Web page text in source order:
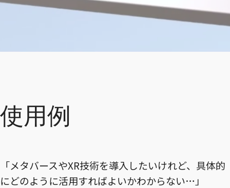
使用例
「メタバースやXR技術を導入したいけれど、具体的
にどのように活用すればよいかわからない…」